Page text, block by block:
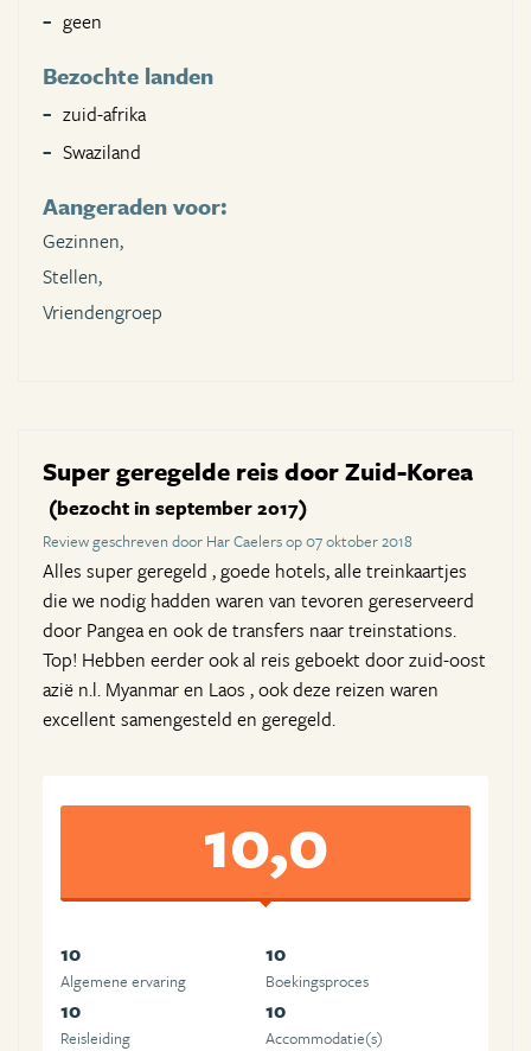
geen
Bezochte landen
zuid-afrika
Swaziland
Aangeraden voor:
Gezinnen,
Stellen,
Vriendengroep
Super geregelde reis door Zuid-Korea
(bezocht in september 2017)
Review geschreven door Har Caelers op 07 oktober 2018
Alles super geregeld , goede hotels, alle treinkaartjes
die we nodig hadden waren van tevoren gereserveerd
door Pangea en ook de transfers naar treinstations.
Top! Hebben eerder ook al reis geboekt door zuid-oost
azië n.l. Myanmar en Laos , ook deze reizen waren
excellent samengesteld en geregeld.
10,0
10
Algemene ervaring
10
Boekingsproces
10
Reisleiding
10
Accommodatie(s)